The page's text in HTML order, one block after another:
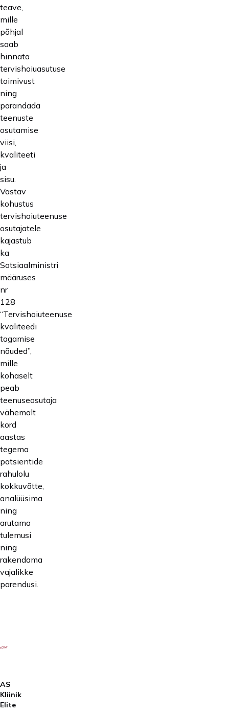
teave,
mille
põhjal
saab
hinnata
tervishoiuasutuse
toimivust
ning
parandada
teenuste
osutamise
viisi,
kvaliteeti
ja
sisu.
Vastav
kohustus
tervishoiuteenuse
osutajatele
kajastub
ka
Sotsiaalministri
määruses
nr
128
“Tervishoiuteenuse
kvaliteedi
tagamise
nõuded”,
mille
kohaselt
peab
teenuseosutaja
vähemalt
kord
aastas
tegema
patsientide
rahulolu
kokkuvõtte,
analüüsima
ning
arutama
tulemusi
ning
rakendama
vajalikke
parendusi.
AS
Kliinik
Elite